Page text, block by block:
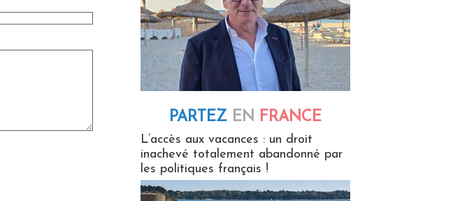
PARTEZ EN FRANCE
L’accès aux vacances : un droit
inachevé totalement abandonné par
les politiques français !